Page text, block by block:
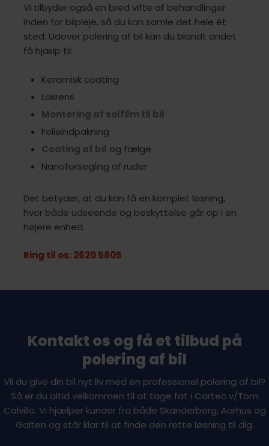
Vi tilbyder også en bred vifte af behandlinger
inden for bilpleje, så du kan samle det hele ét
sted. Udover polering af bil kan du blandt andet
få hjælp til:
​Keramisk coating
Lakrens
Montering af solfilm til bil
Folieindpakning
Coating af bil og fælge
Nanoforsegling af ruder
Det betyder, at du kan få en komplet løsning,
hvor både udseende og beskyttelse går op i en
højere enhed.​
Ring til os: 2620 5805
Kontakt os og få et tilbud på
polering af bil
Vil du give din bil nyt liv med en professionel polering af bil?
Så er du altid velkommen til at tage fat i Cartec v/Tom
Calvillo. Vi hjælper kunder fra både Skanderborg, Aarhus og
Galten og står klar til at finde den rette løsning til dig.